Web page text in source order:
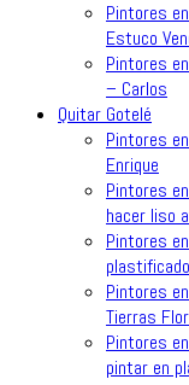
Pintores
Estuco
Pintores
– Carlos
Quitar Gotelé
Pintores
Enrique
Pintores
hacer liso
Pintores
Pintores
Tierras
Pintores
pintar en